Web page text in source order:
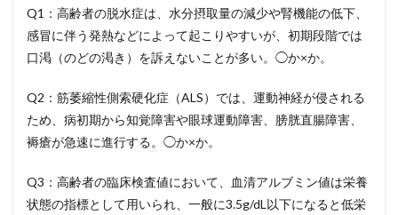
Q1：高齢者の脱水症は、水分摂取量の減少や腎機能の低下、
感冒に伴う発熱などによって起こりやすいが、初期段階では
口渇（のどの渇き）を訴えないことが多い。◯か×か。
Q2：筋萎縮性側索硬化症（ALS）では、運動神経が侵される
ため、病初期から知覚障害や眼球運動障害、膀胱直腸障害、
褥瘡が急速に進行する。◯か×か。
Q3：高齢者の臨床検査値において、血清アルブミン値は栄養
状態の指標として用いられ、一般に3.5g/dL以下になると低栄